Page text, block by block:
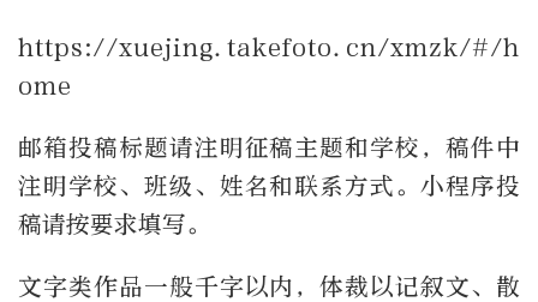
https://xuejing.takefoto.cn/xmzk/#/h
ome
邮箱投稿标题请注明征稿主题和学校，稿件中
注明学校、班级、姓名和联系方式。小程序投
稿请按要求填写。
文字类作品一般千字以内，体裁以记叙文、散